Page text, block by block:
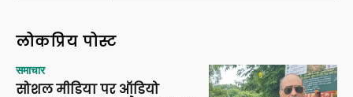
लोकप्रिय पोस्ट
समाचार
सोशल मीडिया पर ऑडियो